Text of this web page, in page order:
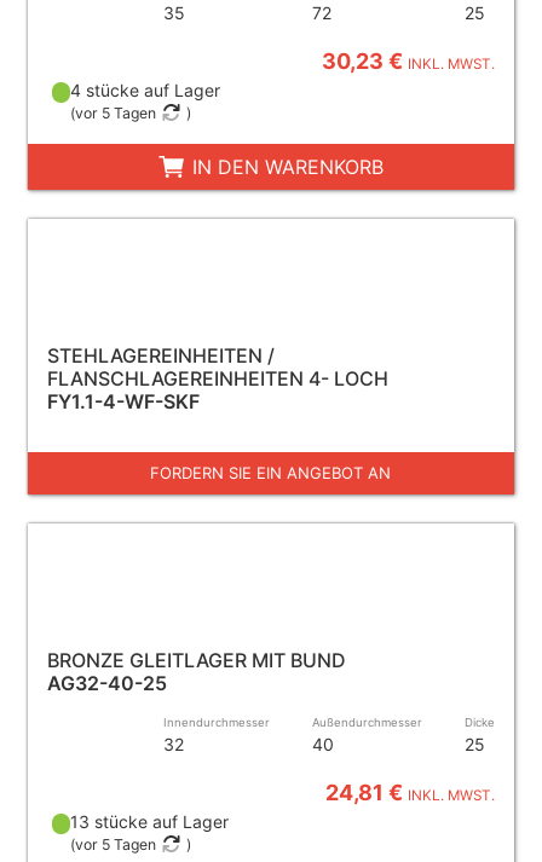
35 72 25
30,23 € INKL. MWST.
4 stücke auf Lager
(vor 5 Tagen )
IN DEN WARENKORB
STEHLAGEREINHEITEN /
FLANSCHLAGEREINHEITEN 4- LOCH
FY1.1-4-WF-SKF
FORDERN SIE EIN ANGEBOT AN
BRONZE GLEITLAGER MIT BUND
AG32-40-25
Innendurchmesser
32
Außendurchmesser
40
Dicke
25
24,81 € INKL. MWST.
13 stücke auf Lager
(vor 5 Tagen )